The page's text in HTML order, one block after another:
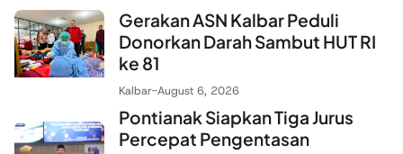
Gerakan ASN Kalbar Peduli
Donorkan Darah Sambut HUT RI
ke 81
Pontianak Siapkan Tiga Jurus
Percepat Pengentasan